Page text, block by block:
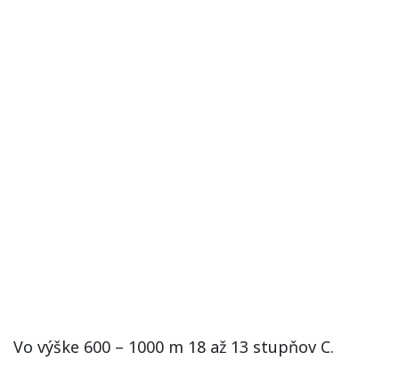
Vo výške 600 – 1000 m 18 až 13 stupňov C.